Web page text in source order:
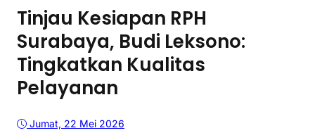
Tinjau Kesiapan RPH
Surabaya, Budi Leksono:
Tingkatkan Kualitas
Pelayanan
Jumat, 22 Mei 2026